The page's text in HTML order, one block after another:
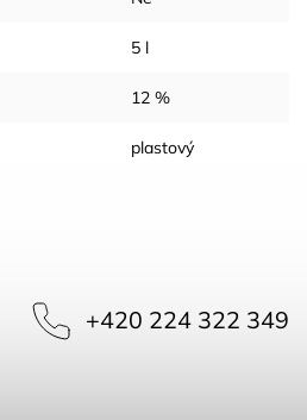
5 l
12 %
plastový
+420 224 322 349